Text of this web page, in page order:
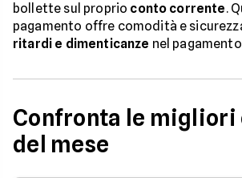
bollette sul proprio conto corrente.
pagamento offre comodità e
ritardi e dimenticanze nel
Confronta le
del mese